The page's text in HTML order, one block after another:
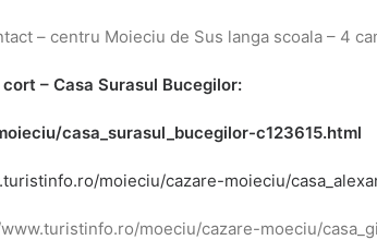
– centru Moieciu de Sus langa scoala – 4
– Casa Surasul Bucegilor:
casa_surasul_bucegilor-c123615.html
moieciu/cazare-moieciu/
moeciu/cazare-moeciu/